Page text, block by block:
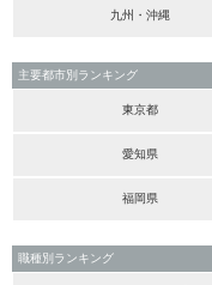
九州・沖縄
主要都市別ランキング
東京都
愛知県
福岡県
職種別ランキング